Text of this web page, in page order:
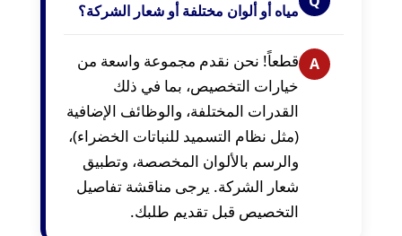
مياه أو ألوان مختلفة أو شعار الشركة؟
A قطعاً! نحن نقدم مجموعة واسعة من
خيارات التخصيص، بما في ذلك
القدرات المختلفة، والوظائف الإضافية
(مثل نظام التسميد للنباتات الخضراء)،
والرسم بالألوان المخصصة، وتطبيق
شعار الشركة. يرجى مناقشة تفاصيل
التخصيص قبل تقديم طلبك.